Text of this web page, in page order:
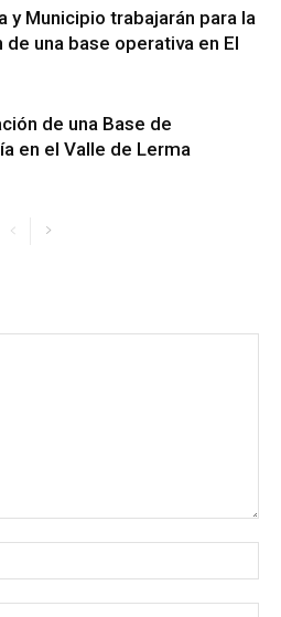
y Municipio trabajarán para la
de una base operativa en El
de una Base de
en el Valle de Lerma